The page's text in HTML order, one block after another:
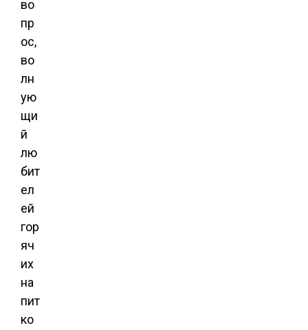
во
пр
ос,
во
лн
ую
щи
й
лю
бит
ел
ей
гор
яч
их
на
пит
ко